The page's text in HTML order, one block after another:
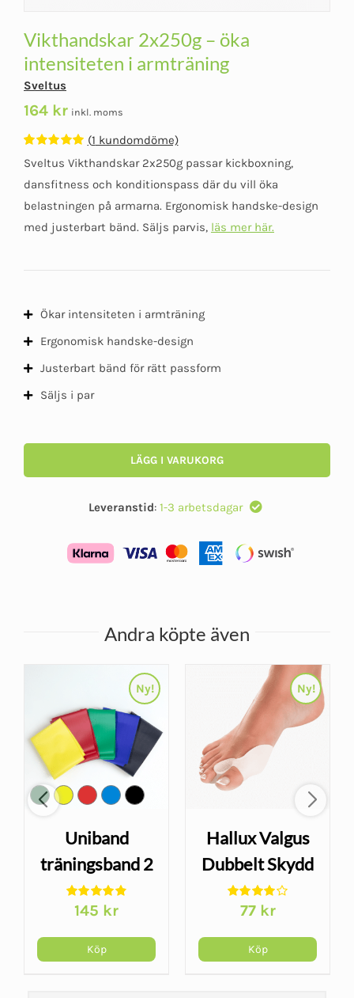
Vikthandskar 2x250g – öka
intensiteten i armträning
Sveltus
164 kr inkl. moms
Betygsatt
5.00av 5
baserat på
1
(1 kundomdöme)
Sveltus Vikthandskar 2x250g passar kickboxning,
dansfitness och konditionspass där du vill öka
belastningen på armarna. Ergonomisk handske-design
med justerbart bänd. Säljs parvis, läs mer här.
Ökar intensiteten i armträning
Ergonomisk handske-design
Justerbart bänd för rätt passform
Säljs i par
LÄGG I VARUKORG
Leveranstid: 1-3 arbetsdagar
Andra köpte även
Ny!
Uniband
träningsband 2
m – kompakt
latexfritt
gummiband
145 kr
Köp
Ny!
Hallux Valgus
Dubbelt Skydd
Hallufix –
gelskydd mot
friktion
77 kr
Köp